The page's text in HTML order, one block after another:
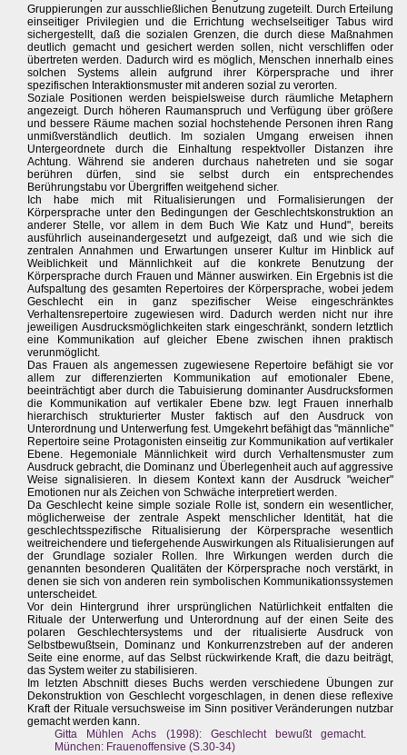
Gruppierungen zur ausschließlichen Benutzung zugeteilt. Durch Erteilung
einseitiger Privilegien und die Errichtung wechselseitiger Tabus wird
sichergestellt, daß die sozialen Grenzen, die durch diese Maßnahmen
deutlich gemacht und gesichert werden sollen, nicht verschliffen oder
übertreten werden. Dadurch wird es möglich, Menschen innerhalb eines
solchen Systems allein aufgrund ihrer Körpersprache und ihrer
spezifischen Interaktionsmuster mit anderen sozial zu verorten.
Soziale Positionen werden beispielsweise durch räumliche Metaphern
angezeigt. Durch höheren Raumanspruch und Verfügung über größere
und bessere Räume machen sozial hochstehende Personen ihren Rang
unmißverständlich deutlich. Im sozialen Umgang erweisen ihnen
Untergeordnete durch die Einhaltung respektvoller Distanzen ihre
Achtung. Während sie anderen durchaus nahetreten und sie sogar
berühren dürfen, sind sie selbst durch ein entsprechendes
Berührungstabu vor Übergriffen weitgehend sicher.
Ich habe mich mit Ritualisierungen und Formalisierungen der
Körpersprache unter den Bedingungen der Geschlechtskonstruktion an
anderer Stelle, vor allem in dem Buch Wie Katz und Hund", bereits
ausführlich auseinandergesetzt und aufgezeigt, daß und wie sich die
zentralen Annahmen und Erwartungen unserer Kultur im Hinblick auf
Weiblichkeit und Männlichkeit auf die konkrete Benutzung der
Körpersprache durch Frauen und Männer auswirken. Ein Ergebnis ist die
Aufspaltung des gesamten Repertoires der Körpersprache, wobei jedem
Geschlecht ein in ganz spezifischer Weise eingeschränktes
Verhaltensrepertoire zugewiesen wird. Dadurch werden nicht nur ihre
jeweiligen Ausdrucksmöglichkeiten stark eingeschränkt, sondern letztlich
eine Kommunikation auf gleicher Ebene zwischen ihnen praktisch
verunmöglicht.
Das Frauen als angemessen zugewiesene Repertoire befähigt sie vor
allem zur differenzierten Kommunikation auf emotionaler Ebene,
beeinträchtigt aber durch die Tabuisierung dominanter Ausdrucksformen
die Kommunikation auf vertikaler Ebene bzw. legt Frauen innerhalb
hierarchisch strukturierter Muster faktisch auf den Ausdruck von
Unterordnung und Unterwerfung fest. Umgekehrt befähigt das "männliche"
Repertoire seine Protagonisten einseitig zur Kommunikation auf vertikaler
Ebene. Hegemoniale Männlichkeit wird durch Verhaltensmuster zum
Ausdruck gebracht, die Dominanz und Überlegenheit auch auf aggressive
Weise signalisieren. In diesem Kontext kann der Ausdruck "weicher"
Emotionen nur als Zeichen von Schwäche interpretiert werden.
Da Geschlecht keine simple soziale Rolle ist, sondern ein wesentlicher,
möglicherweise der zentrale Aspekt menschlicher Identität, hat die
geschlechtsspezifische Ritualisierung der Körpersprache wesentlich
weitreichendere und tiefergehende Auswirkungen als Ritualisierungen auf
der Grundlage sozialer Rollen. Ihre Wirkungen werden durch die
genannten besonderen Qualitäten der Körpersprache noch verstärkt, in
denen sie sich von anderen rein symbolischen Kommunikationssystemen
unterscheidet.
Vor dein Hintergrund ihrer ursprünglichen Natürlichkeit entfalten die
Rituale der Unterwerfung und Unterordnung auf der einen Seite des
polaren Geschlechtersystems und der ritualisierte Ausdruck von
Selbstbewußtsein, Dominanz und Konkurrenzstreben auf der anderen
Seite eine enorme, auf das Selbst rückwirkende Kraft, die dazu beiträgt,
das System weiter zu stabilisieren.
Im letzten Abschnitt dieses Buchs werden verschiedene Übungen zur
Dekonstruktion von Geschlecht vorgeschlagen, in denen diese reflexive
Kraft der Rituale versuchsweise im Sinn positiver Veränderungen nutzbar
gemacht werden kann.
Gitta Mühlen Achs (1998): Geschlecht bewußt gemacht.
München: Frauenoffensive (S.30-34)